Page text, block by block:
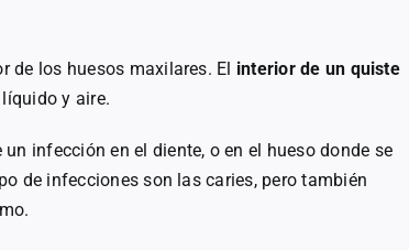
de los huesos maxilares. El interior de un quiste
y aire.
infección en el diente, o en el hueso donde se
de infecciones son las caries, pero también